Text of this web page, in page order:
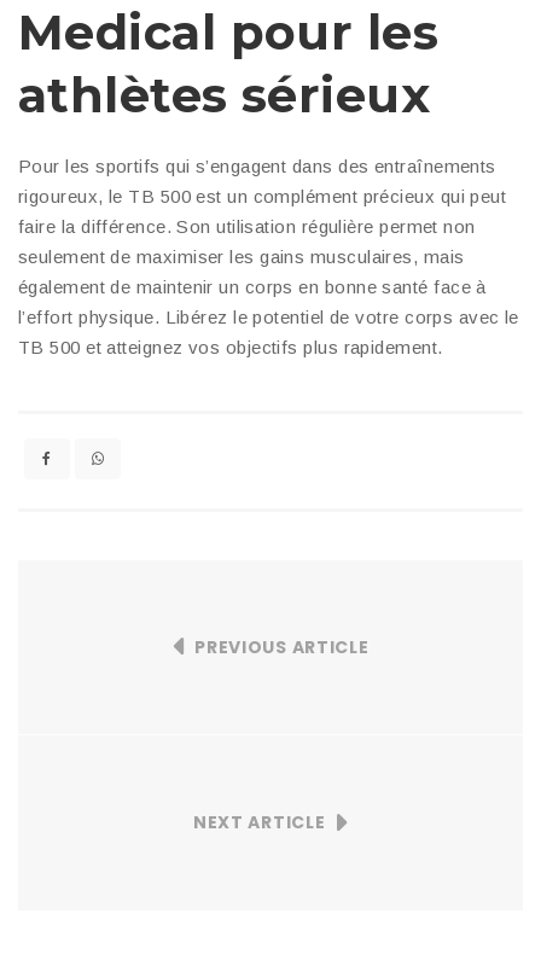
Medical pour les
athlètes sérieux
Pour les sportifs qui s’engagent dans des entraînements
rigoureux, le TB 500 est un complément précieux qui peut
faire la différence. Son utilisation régulière permet non
seulement de maximiser les gains musculaires, mais
également de maintenir un corps en bonne santé face à
l’effort physique. Libérez le potentiel de votre corps avec le
TB 500 et atteignez vos objectifs plus rapidement.
PREVIOUS ARTICLE
NEXT ARTICLE